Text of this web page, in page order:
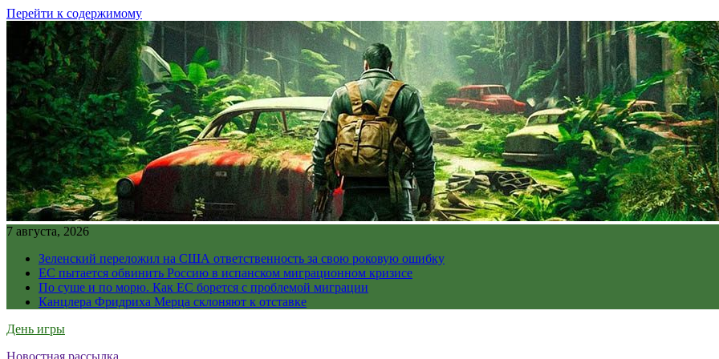
Перейти к содержимому
7 августа, 2026
Зеленский переложил на США ответственность за свою роковую ошибку
ЕС пытается обвинить Россию в испанском миграционном кризисе
По суше и по морю. Как ЕС борется с проблемой миграции
Канцлера Фридриха Мерца склоняют к отставке
День игры
Новостная рассылка